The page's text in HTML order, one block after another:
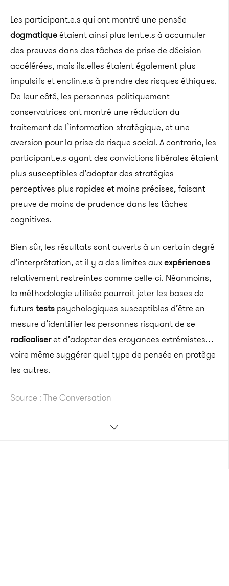
Les participant.e.s qui ont montré une pensée
dogmatiqueétaient ainsi plus lent.e.s à accumuler
des preuves dans des tâches de prise de décision
accélérées, mais ils.elles étaient également plus
impulsifs et enclin.e.s à prendre des risques éthiques.
De leur côté, les personnes politiquement
conservatrices ont montré une réduction du
traitement de l’information stratégique, et une
aversion pour la prise de risque social. A contrario, les
participant.e.s ayant des convictions libérales étaient
plus susceptibles d’adopter des stratégies
perceptives plus rapides et moins précises, faisant
preuve de moins de prudence dans les tâches
cognitives.
Bien sûr, les résultats sont ouverts à un certain degré
d’interprétation, et il y a des limites auxexpériences
relativement restreintes comme celle-ci. Néanmoins,
la méthodologie utilisée pourrait jeter les bases de
futurs tests psychologiques susceptibles d’être en
mesure d’identifier les personnes risquant de se
radicaliseret d’adopter des croyances extrémistes…
voire même suggérer quel type de pensée en protège
les autres.
Source : The Conversation